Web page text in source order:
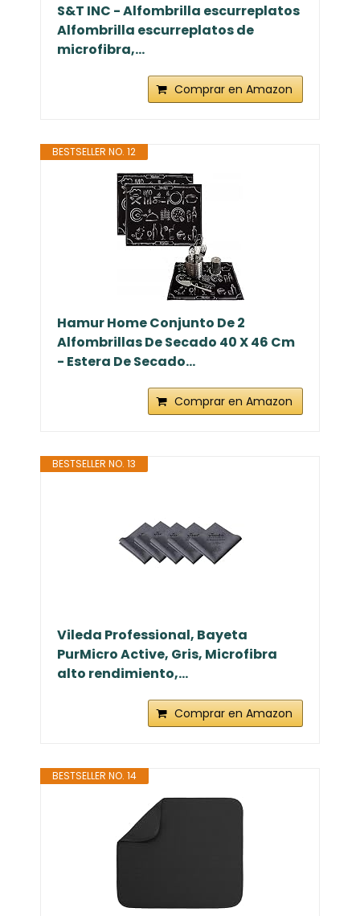
S&T INC - Alfombrilla escurreplatos
Alfombrilla escurreplatos de
microfibra,...
Comprar en Amazon
BESTSELLER NO. 12
Hamur Home Conjunto De 2
Alfombrillas De Secado 40 X 46 Cm
- Estera De Secado...
Comprar en Amazon
BESTSELLER NO. 13
Vileda Professional, Bayeta
PurMicro Active, Gris, Microfibra
alto rendimiento,...
Comprar en Amazon
BESTSELLER NO. 14